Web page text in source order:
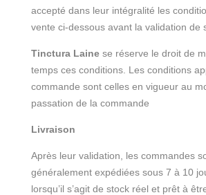
accepté dans leur intégralité les
vente ci-dessous avant la validation de
Tinctura Laine se réserve le droit de
temps ces conditions. Les conditions
commande sont celles en vigueur au
passation de la commande
Livraison
Après leur validation, les commandes
généralement expédiées sous 7 à 10
lorsqu’il s’agit de stock réel et prêt à